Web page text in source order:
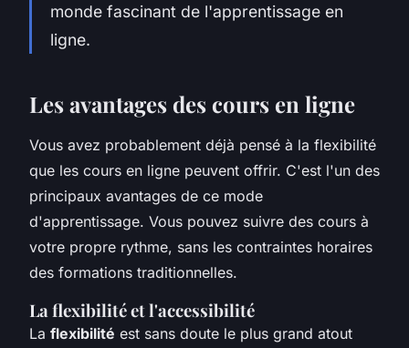
monde fascinant de l'apprentissage en
ligne.
Les avantages des cours en ligne
Vous avez probablement déjà pensé à la flexibilité
que les cours en ligne peuvent offrir. C'est l'un des
principaux avantages de ce mode
d'apprentissage. Vous pouvez suivre des cours à
votre propre rythme, sans les contraintes horaires
des formations traditionnelles.
La flexibilité et l'accessibilité
La flexibilité est sans doute le plus grand atout